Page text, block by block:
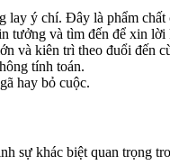
ý chí. Đây là phẩm chất
tưởng và tìm đến để xin lời
và kiên trì theo đuổi đến
tính toán.
hay bỏ cuộc.
sự khác biệt quan trọng